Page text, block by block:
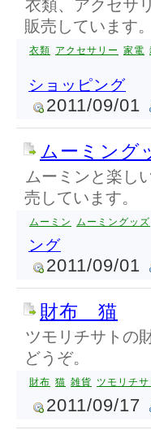
衣類、アクセサ
販売しています。
衣類 アクセサリー 家電
ショッピング
2011/09/01
ムーミング
ムーミンと楽し
売しています。
ムーミン ムーミングッズ
ング
2011/09/01
財布 猫
ツモリチサトの
どうぞ。
財布 猫 雑貨 ツモリチサ
2011/09/17